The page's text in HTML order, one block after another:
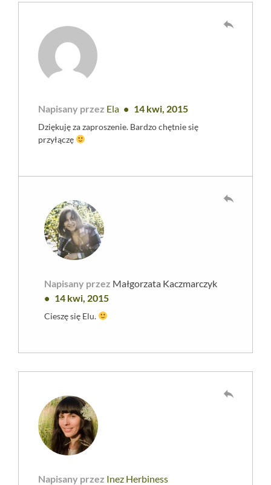
Napisany przez Ela 14 kwi, 2015
Dziękuję za zaproszenie. Bardzo chętnie się
przyłączę
reply
Napisany przez Małgorzata Kaczmarczyk
14 kwi, 2015
Cieszę się Elu.
reply
Napisany przez Inez Herbiness
reply